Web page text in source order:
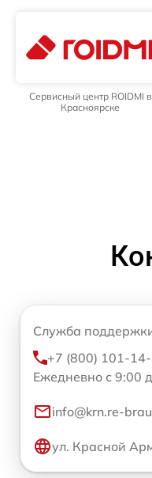
Сервисный центр ROIDMI в
Красноярске
Служба
+7 (800) 101-
Ежедневно с 9:00
info@krn.re-
ул. Красной